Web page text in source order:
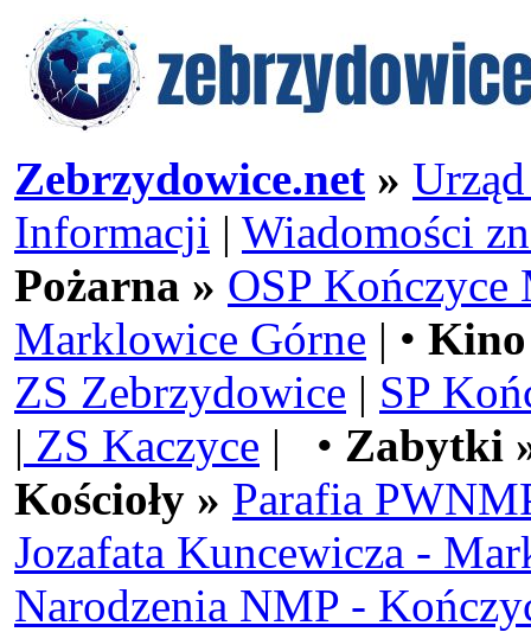
Zebrzydowice.net »
Informacji | Wiadomości
Pożarna » OSP Kończyce
Marklowice Górne | •
ZS Zebrzydowice | SP
| ZS Kaczyce | • Zabytki
Kościoły » Parafia
Jozafata Kuncewicza -
Narodzenia NMP -